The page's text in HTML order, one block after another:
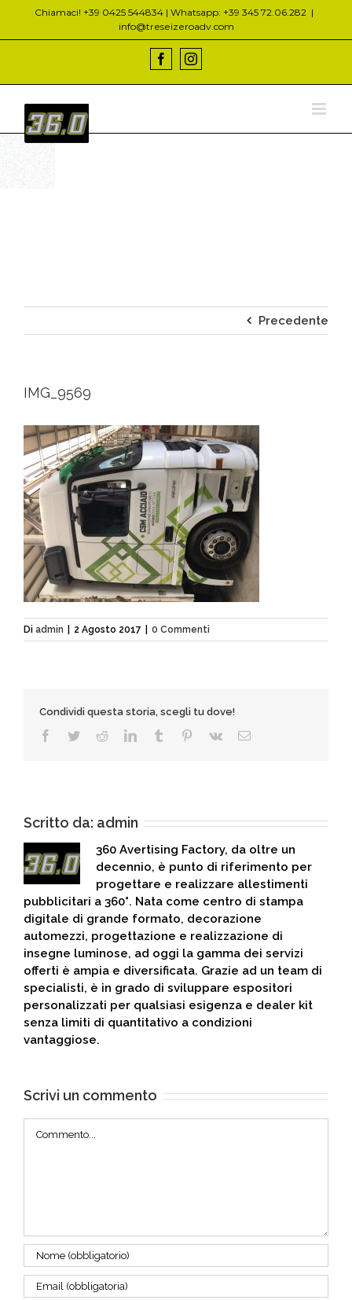
contenuto
Chiamaci! +39 0425 544834 | Whatsapp: +39 345 72.06.282 |
info@treseizeroadv.com
FacebookInstagram
Precedente
IMG_9569
Di admin 2 Agosto 2017 0 Commenti
Condividi questa storia, scegli tu dove!
Facebook
TwitterRedditLinkedInTumblr Pinterest
Vk Email
Scritto da: admin
360 Avertising Factory, da oltre un
decennio, è punto di riferimento per
progettare e realizzare allestimenti
pubblicitari a 360°. Nata come centro di stampa
digitale di grande formato, decorazione
automezzi, progettazione e realizzazione di
insegne luminose, ad oggi la gamma dei servizi
offerti è ampia e diversificata. Grazie ad un team di
specialisti, è in grado di sviluppare espositori
personalizzati per qualsiasi esigenza e dealer kit
senza limiti di quantitativo a condizioni
vantaggiose.
Scrivi un commento